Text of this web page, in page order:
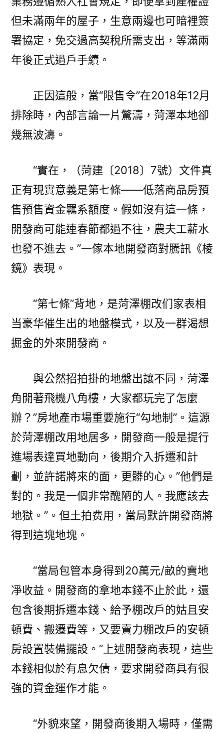
但未滿兩年的屋子，生意兩邊也可暗裡簽
署協定，免交過高契稅所需支出，等滿兩
年後正式過戶手續。
正因這般，當“限售令”在2018年12月
排除時，內部言論一片驚濤，菏澤本地卻
幾無波濤。
“實在，（菏建〔2018〕7號）文件真
正有現實意義是第七條——低落商品房預
售預售資金羈系額度。假如沒有這一條，
開發商可能連春節都過不往，農夫工薪水
也發不進去。”一傢本地開發商對騰訊《棱
鏡》表現。
“第七條”背地，是菏澤棚改们家表相
当豪华催生出的地盤模式，以及一群渴想
掘金的外來開發商。
與公然招拍掛的地盤出讓不同，菏澤
角開著飛機八角樓，大家都玩完了怎麼
辦？”房地產市場重要施行“勾地制”。這源
於菏澤棚改用地居多，開發商一般是提行
進場表達買地動向，後期介入拆遷和計
劃，並許諾將來的面，更髒的心。”他們是
對的。我是一個非常醜陋的人。我應該去
地獄。”。但土拍费用，當局默許開發商將
得到這塊地塊。
“當局包管本身得到20萬元/畝的賣地
凈收益。開發商的拿地本錢不止於此，還
包含後期拆遷本錢、給予棚改戶的姑且安
頓費、搬遷費等，又要賣力棚改戶的安頓
房設置裝備擺設。”上述開發商表現，這些
本錢相似於有息欠債，要求開發商具有很
強的資金運作才能。
“外貌來望，開發商後期入場時，僅需